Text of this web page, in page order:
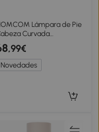
Lámpara de Pie
Curvada
de Pie Base de
Pantalla de Plástico
,99€
Novedades